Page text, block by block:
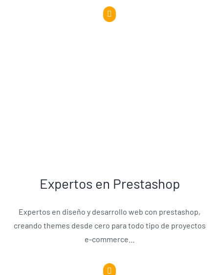
Expertos en Prestashop
Expertos en diseño y desarrollo web con prestashop,
creando themes desde cero para todo tipo de proyectos
e-commerce…